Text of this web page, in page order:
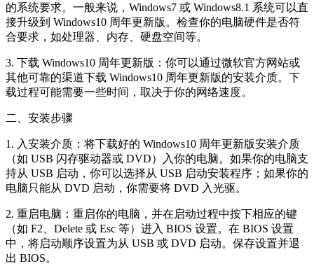
的系统要求。一般来说，Windows7 或 Windows8.1 系统可以直
接升级到 Windows10 周年更新版。检查你的电脑硬件是否符
合要求，如处理器、内存、硬盘空间等。
3. 下载 Windows10 周年更新版：你可以通过微软官方网站或
其他可靠的渠道下载 Windows10 周年更新版的安装介质。下
载过程可能需要一些时间，取决于你的网络速度。
二、安装步骤
1. 入安装介质：将下载好的 Windows10 周年更新版安装介质
（如 USB 闪存驱动器或 DVD）入你的电脑。如果你的电脑支
持从 USB 启动，你可以选择从 USB 启动安装程序；如果你的
电脑只能从 DVD 启动，你需要将 DVD 入光驱。
2. 重启电脑：重启你的电脑，并在启动过程中按下相应的键
（如 F2、Delete 或 Esc 等）进入 BIOS 设置。在 BIOS 设置
中，将启动顺序设置为从 USB 或 DVD 启动。保存设置并退
出 BIOS。